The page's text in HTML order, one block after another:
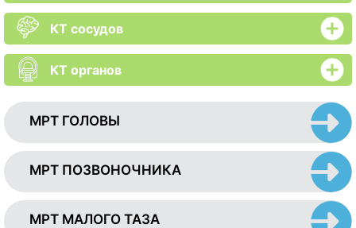
КТ сосудов
КТ органов
МРТ ГОЛОВЫ
МРТ ПОЗВОНОЧНИКА
МРТ МАЛОГО ТАЗА